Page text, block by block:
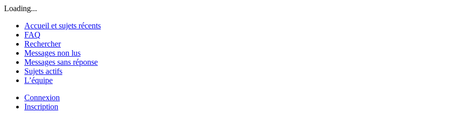
Loading...
Accueil et sujets récents
FAQ
Rechercher
Messages non lus
Messages sans réponse
Sujets actifs
L’équipe
Connexion
Inscription